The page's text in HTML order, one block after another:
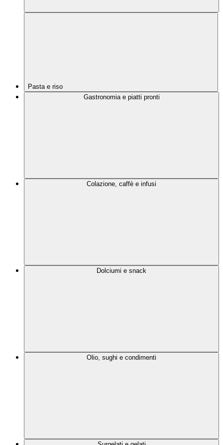
Pasta e riso
Gastronomia e piatti pronti
Colazione, caffè e infusi
Dolciumi e snack
Olio, sughi e condimenti